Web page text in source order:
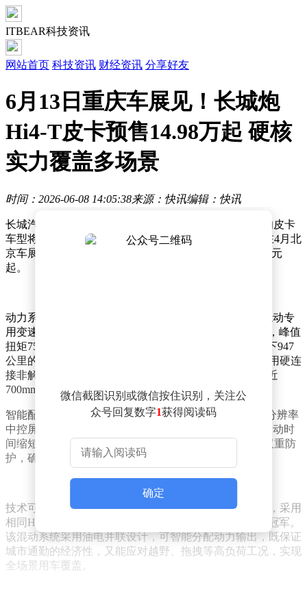
ITBEAR科技资讯
网站首页 科技资讯 财经资讯 分享好友
6月13日重庆车展见！长城炮
Hi4-T皮卡预售14.98万起 硬核
实力覆盖多场景
时间：2026-06-08 14:05:38来源：快讯编辑：快讯
长城汽车旗下长城炮品牌宣布，其搭载Hi4-T混动技术的皮卡
车型将于6月13日在重庆车展正式上市。该车型此前已在4月北
京车展开启预售，推出四款配置版本，预售价从14.98万元
起。
动力系统方面，新车采用2.0T米勒循环发动机与9HAT混动专
用变速器组成的油电混合方案，系统综合功率达310kW，峰值
扭矩750N·m。配备的33.1kWh电池组可实现WLTC工况下947
公里的综合续航能力，满足长途穿越需求。底盘设计采用硬连
接非解耦架构，配合IP68级防水电池包，电池离地间隙近
700mm，有效提升复杂路况通过性。
智能配置成为该车型另一亮点，车内标配15.6英寸2.5K分辨率
中控屏，搭载24GB运行内存与128GB存储空间，系统启动时
间缩短至3秒。非承载式车身结构与独有安全设计形成双重防
护，确保在重载或越野场景下的结构稳定性。
技术可靠性已通过严苛赛事验证，在2026环塔拉力赛中，采用
相同Hi4-T架构的坦克700车型夺得T2.E量产新能源组总冠军。
该混动系统采用油电并联设计，可智能分配动力输出，既保证
城市通勤的经济性，又能应对越野、拖拽等高负荷工况，实现
全场景用车覆盖。
微信截图识别或微信按住识别，关注公
众号回复数字1获得阅读码
确定